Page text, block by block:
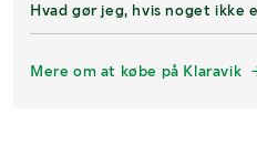
Hvad gør jeg, hvis noget ikke
Mere om at købe på Klaravik